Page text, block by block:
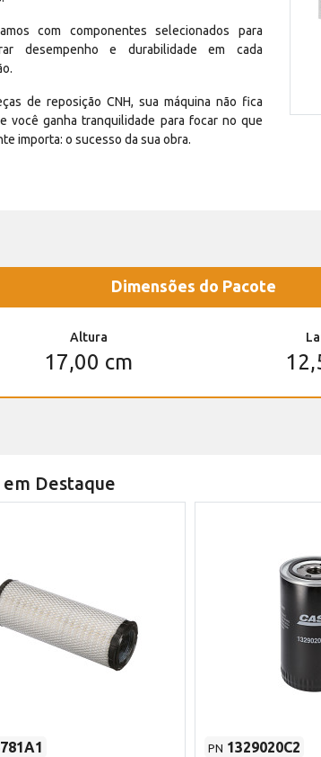
com componentes selecionados para
desempenho e durabilidade em cada
de reposição CNH, sua máquina não fica
você ganha tranquilidade para focar no que
importa: o sucesso da sua obra.
Dimensões do Pacote
Altura
17,00 cm
Destaque
PN 1329020C2